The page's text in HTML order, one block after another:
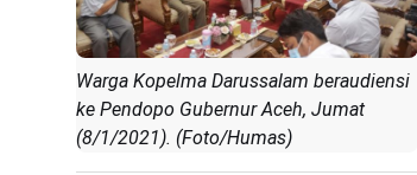
Warga Kopelma Darussalam beraudiensi
ke Pendopo Gubernur Aceh, Jumat
(8/1/2021). (Foto/Humas)